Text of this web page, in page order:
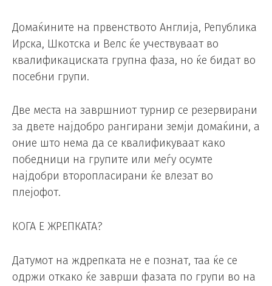
Домаќините на првенството Англија, Република
Ирска, Шкотска и Велс ќе учествуваат во
квалификациската групна фаза, но ќе бидат во
посебни групи.
Две места на завршниот турнир се резервирани
за двете најдобро рангирани земји домаќини, а
оние што нема да се квалификуваат како
победници на групите или меѓу осумте
најдобри второпласирани ќе влезат во
плејофот.
КОГА Е ЖРЕПКАТА?
Датумот на ждрепката не е познат, таа ќе се
одржи откако ќе заврши фазата по групи во на